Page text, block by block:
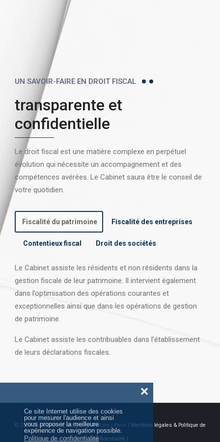
Ce site Internet utilise des cookies
pour mesurer l'audience et ainsi
vous proposer la meilleure
expérience de navigation possible.
Politique de confidentialité
❌
UN SAVOIR-FAIRE EN DROIT FISCAL
transparente et
confidentielle
Le droit fiscal est une matière complexe en perpétuel
évolution qui nécessite un accompagnement et des
compétences avérées. Le Cabinet saura être le conseil de
votre quotidien.
Fiscalité du patrimoine Fiscalité des entreprises
Contentieux fiscal Droit des sociétés
Le Cabinet assiste les résidents et non résidents dans la
gestion fiscale de leur patrimoine. Il intervient également
dans l’optimisation des opérations courantes et
exceptionnelles ainsi que dans les opérations de gestion
de patrimoine.
Le Cabinet assiste les contribuables dans l’établissement
de leurs déclarations fiscales.
© 2026 Tous droits réservés AJ Avocats | Paris | Mentions légales & Politique de
confidentialité |